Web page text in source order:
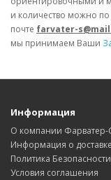
и количество можно
почте farvater-
мы принимаем Ваши
Информация
О компании Фарватер-
Информация о
Политика Безопасности
Условия соглашения